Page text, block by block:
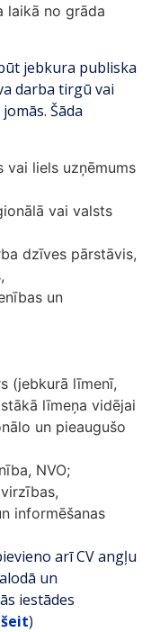
laikā no grāda
jebkura publiska
darba tirgū vai
Šāda
vai liels uzņēmums
vai valsts
dzīves pārstāvis,
un
(jebkurā līmenī,
līmeņa vidējai
un pieaugušo
NVO;
informēšanas
arī CV angļu
un
iestādes
šeit)